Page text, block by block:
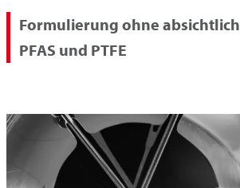
Formulierung ohne
PFAS und PTFE